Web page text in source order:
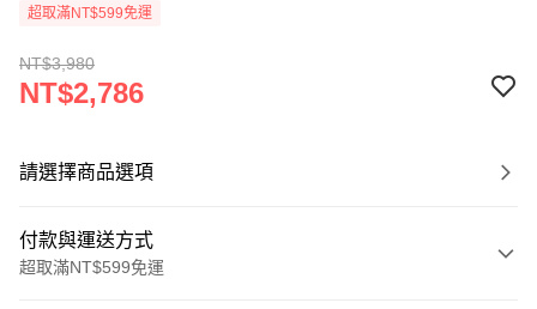
超取滿NT$599免運
NT$3,980
NT$2,786
請選擇商品選項
付款與運送方式
超取滿NT$599免運